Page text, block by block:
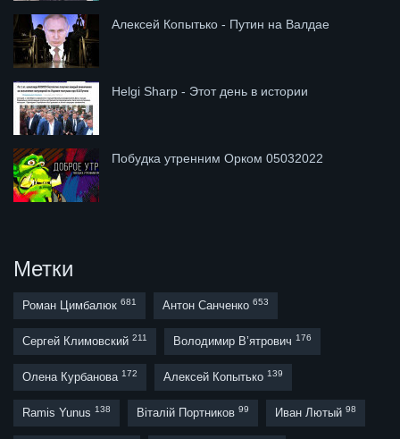
Алексей Копытько - Путин на Валдае
Helgi Sharp - Этот день в истории
Побудка утренним Орком 05032022
Метки
Роман Цимбалюк 681 Антон Санченко 653
Сергей Климовский 211 Володимир В’ятрович 176
Олена Курбанова 172 Алексей Копытько 139
Ramis Yunus 138 Віталій Портников 99 Иван Лютый 98